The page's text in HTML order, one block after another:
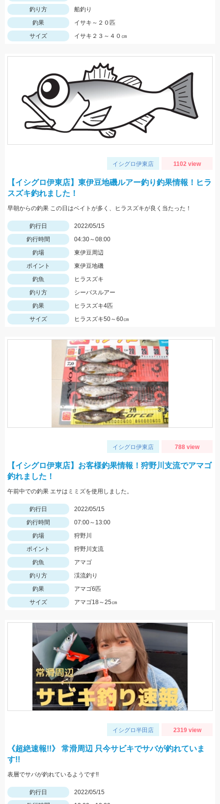
釣り方
船釣り
釣果
イサキ～２０匹
サイズ
イサキ２３～４０㎝
イシグロ伊東店 1102 view
【イシグロ伊東店】東伊豆地磯ルアー釣り釣果情報！ヒラ
スズキ釣れました！
早朝からの釣果 この日はベイトが多く、ヒラスズキが良く当たった！
釣行日
2022/05/15
釣行時間
04:30～08:00
釣場
東伊豆周辺
ポイント
東伊豆地磯
釣魚
ヒラスズキ
釣り方
シーバスルアー
釣果
ヒラスズキ4匹
サイズ
ヒラスズキ50～60㎝
イシグロ伊東店 788 view
【イシグロ伊東店】お客様釣果情報！狩野川支流でアマゴ
釣れました！
午前中での釣果 エサはミミズを使用しました。
釣行日
2022/05/15
釣行時間
07:00～13:00
釣場
狩野川
ポイント
狩野川支流
釣魚
アマゴ
釣り方
渓流釣り
釣果
アマゴ6匹
サイズ
アマゴ18～25㎝
イシグロ半田店 2319 view
《超絶速報!!》 常滑周辺 只今サビキでサバが釣れていま
す!!
表層でサバが釣れているようです!!
釣行日
2022/05/15